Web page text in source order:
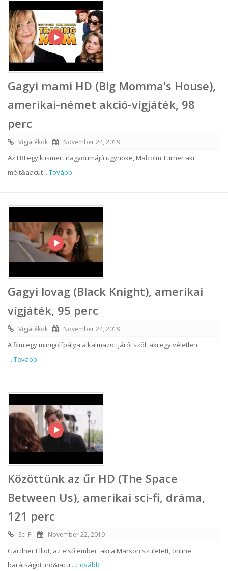
Gagyi mami HD (Big Momma's House),
amerikai-német akció-vígjáték, 98
perc
Vígjátékok November 24, 2019
Az FBI egyik ismert nagydumájú ügynöke, Malcolm Turner aki
mélt&aacut ...Tovább
Gagyi lovag (Black Knight), amerikai
vígjáték, 95 perc
Vígjátékok November 24, 2019
A film egy minigolfpálya alkalmazottjáról szól, aki egy véletlen
...Tovább
Közöttünk az űr HD (The Space
Between Us), amerikai sci-fi, dráma,
121 perc
Sci-Fi November 22, 2019
Gardner Elliot, az első ember, aki a Marson született, online
barátságot ind&iacu ...Tovább